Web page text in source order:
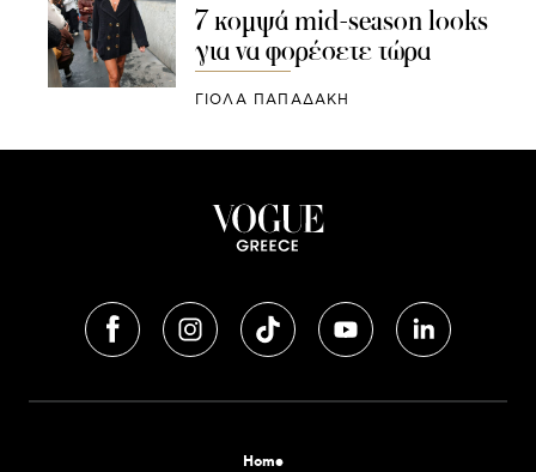
7 κομψά mid-season looks
για να φορέσετε τώρα
ΓΙΌΛΑ ΠΑΠΑΔΆΚΗ
Home